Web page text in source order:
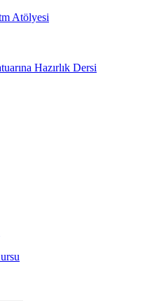
Atölyesi
Hazırlık Dersi